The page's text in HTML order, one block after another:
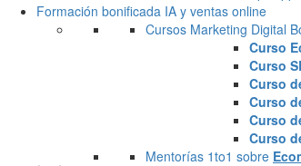
Formación bonificada IA y ventas online
Cursos Marketing Digital
Curso
Curso
Curso
Curso
Curso
Curso
Mentorías 1to1 sobre